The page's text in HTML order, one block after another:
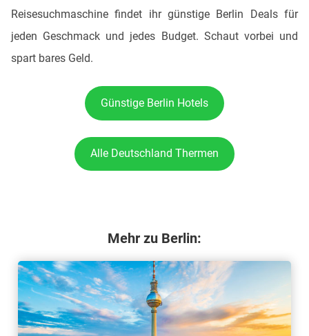
Reisesuchmaschine findet ihr günstige Berlin Deals für
jeden Geschmack und jedes Budget. Schaut vorbei und
spart bares Geld.
Günstige Berlin Hotels
Alle Deutschland Thermen
Mehr zu Berlin: